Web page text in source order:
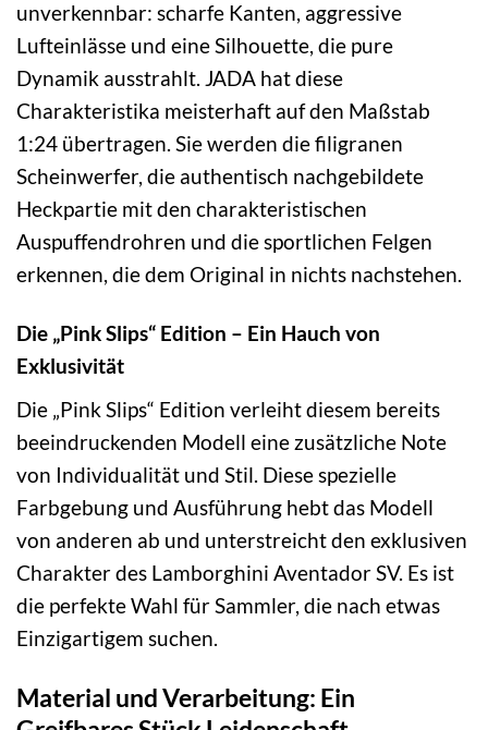
unverkennbar: scharfe Kanten, aggressive
Lufteinlässe und eine Silhouette, die pure
Dynamik ausstrahlt. JADA hat diese
Charakteristika meisterhaft auf den Maßstab
1:24 übertragen. Sie werden die filigranen
Scheinwerfer, die authentisch nachgebildete
Heckpartie mit den charakteristischen
Auspuffendrohren und die sportlichen Felgen
erkennen, die dem Original in nichts nachstehen.
Die „Pink Slips“ Edition – Ein Hauch von
Exklusivität
Die „Pink Slips“ Edition verleiht diesem bereits
beeindruckenden Modell eine zusätzliche Note
von Individualität und Stil. Diese spezielle
Farbgebung und Ausführung hebt das Modell
von anderen ab und unterstreicht den exklusiven
Charakter des Lamborghini Aventador SV. Es ist
die perfekte Wahl für Sammler, die nach etwas
Einzigartigem suchen.
Material und Verarbeitung: Ein